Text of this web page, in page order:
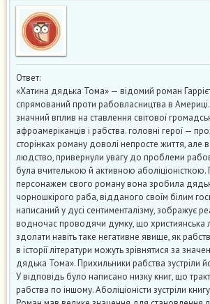
Ответ:
«Хатина дядька Тома» — відомий роман
спрямований проти рабовласництва в
значний вплив на ставлення світової
афроамеріканців і рабства. головні герої —
сторінках роману доволі непросте життя, але
людство, привернули увагу до проблеми
була вчителькою й активною аболіціоністкою.
персонажем свого роману вона зробила
чорношкірого раба, відданого своїм білим
написаний у дусі сентименталізму, зображує
водночас проводячи думку, що християнська
здолати навіть таке негативне явище, як
в історії літератури можуть зрівнятися за
дядька Тома». Прихильники рабства зустріли
У відповідь було написано низку книг, що
рабства по іншому. Аболіціоністи зустріли